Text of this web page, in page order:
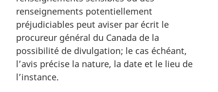
g
i
n
a
l
e
:
renseignements potentiellement
préjudiciables peut aviser par écrit le
procureur général du Canada de la
possibilité de divulgation; le cas échéant,
l’avis précise la nature, la date et le lieu de
l’instance.